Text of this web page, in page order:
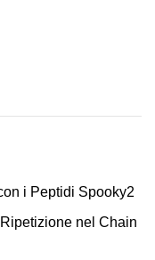
i Peptidi Spooky2
nel Chain